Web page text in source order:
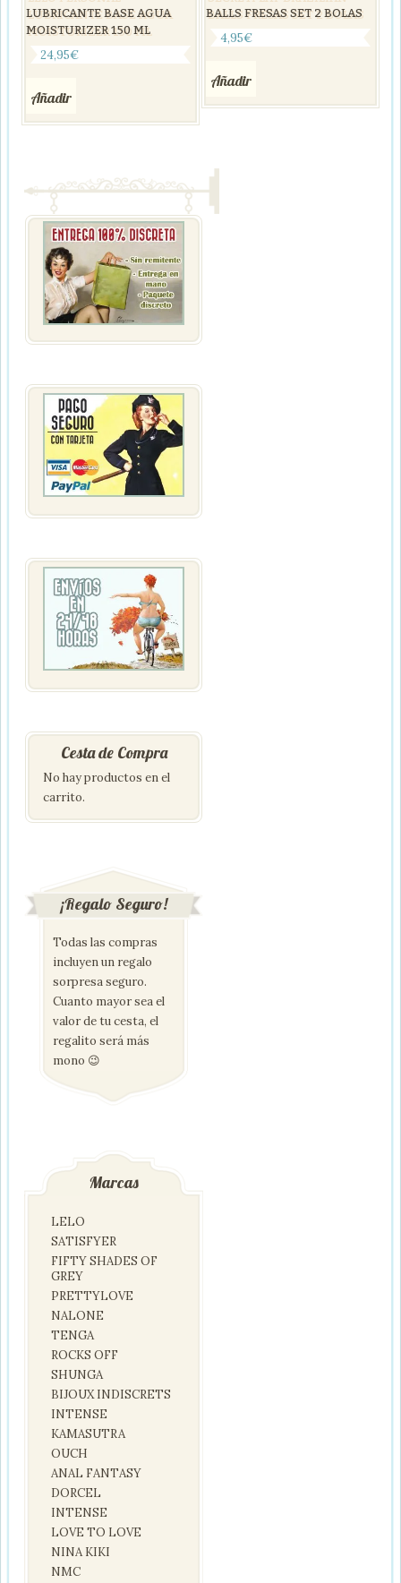
LUBRICANTE BASE AGUA
MOISTURIZER 150 ML
24,95€
Añadir
BALLS FRESAS SET 2 BOLAS
4,95€
Añadir
Cesta de Compra
No hay productos en el
carrito.
¡Regalo Seguro!
Todas las compras
incluyen un regalo
sorpresa seguro.
Cuanto mayor sea el
valor de tu cesta, el
regalito será más
mono 😉
Marcas
LELO
SATISFYER
FIFTY SHADES OF
GREY
PRETTYLOVE
NALONE
TENGA
ROCKS OFF
SHUNGA
BIJOUX INDISCRETS
INTENSE
KAMASUTRA
OUCH
ANAL FANTASY
DORCEL
INTENSE
LOVE TO LOVE
NINA KIKI
NMC